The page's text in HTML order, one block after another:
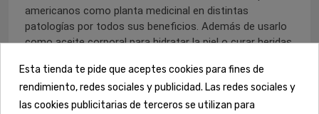
americanos como planta medicinal en distintas
patologías por todos sus beneficios. Además de usarlo
como aceite corporal para hidratar la piel o curar heridas.
Actualmente se sabe que con su ingesta también se
obtienen muy buenas propiedades gracias a las buenas
características del aceite obtenido de la semilla de
Esta tienda te pide que aceptes cookies para fines de
rendimiento, redes sociales y publicidad. Las redes sociales y
las cookies publicitarias de terceros se utilizan para